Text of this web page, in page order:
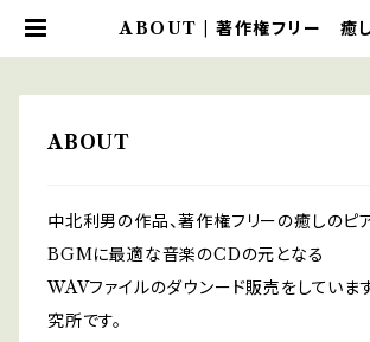
ABOUT | 著作権フリー 癒
ABOUT
中北利男の作品、著作権フリーの癒しのピ
BGMに最適な音楽のCDの元となる
WAVファイルのダウンード販売をしていま
究所です。